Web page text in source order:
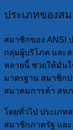
ประเภทของส
สมาชิกของ ANSI
กลุ่มผู้บริโภค และ
หลายนี้ ช่วยให้มั่น
มาตรฐาน สมาชิก
สมาคมการค้า สห
โดยทั่วไป ประเภท
สมาชิกภาครัฐ แล